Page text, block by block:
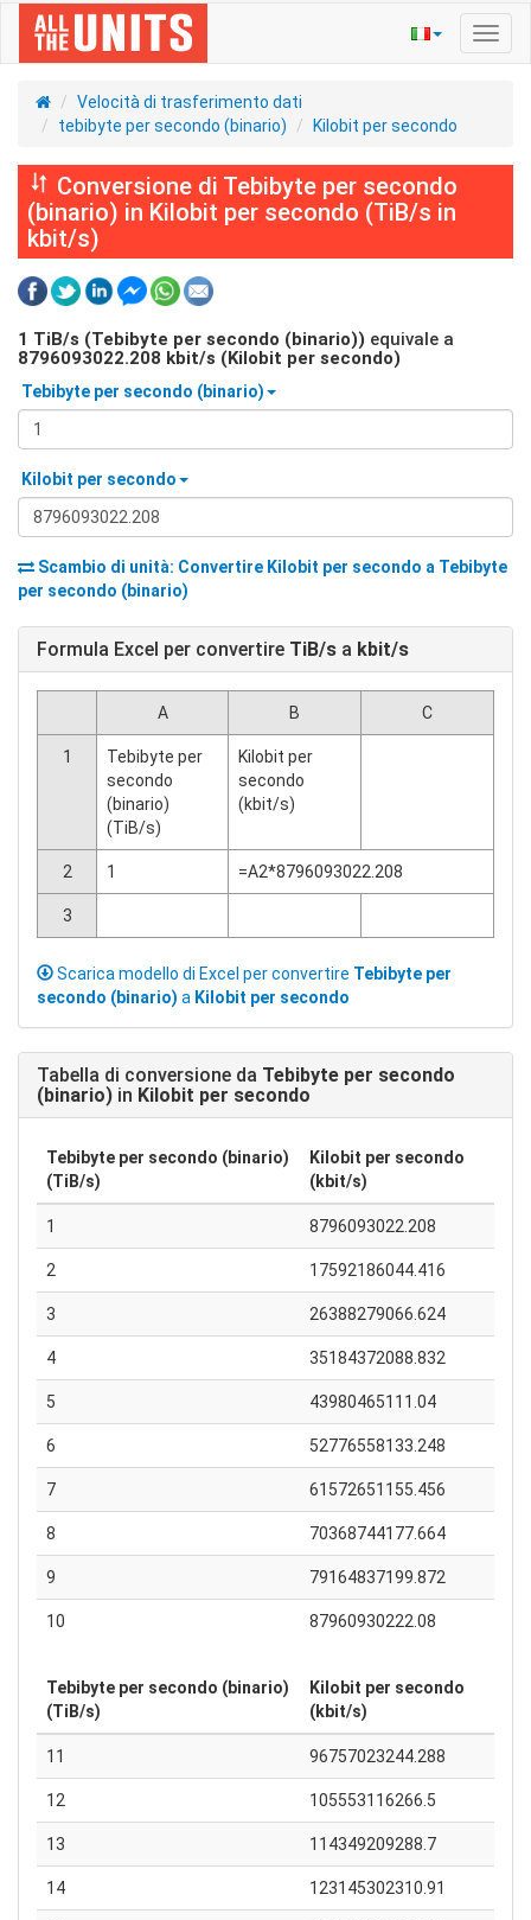
Velocità di trasferimento dati
tebibyte per secondo (binario)
Kilobit per secondo
Conversione di Tebibyte per secondo
(binario) in Kilobit per secondo (TiB/s in
kbit/s)
1 TiB/s (Tebibyte per secondo (binario)) equivale a
8796093022.208 kbit/s (Kilobit per secondo)
Tebibyte per secondo (binario)
Kilobit per secondo
Scambio di unità: Convertire Kilobit per secondo a Tebibyte
per secondo (binario)
Formula Excel per convertire TiB/s a kbit/s
A B C
1
Tebibyte per
secondo
(binario)
(TiB/s)
Kilobit per
secondo
(kbit/s)
2 1 =A2*8796093022.208
3
Scarica modello di Excel per convertire Tebibyte per
secondo (binario) a Kilobit per secondo
Tabella di conversione da Tebibyte per secondo
(binario) in Kilobit per secondo
Tebibyte per secondo (binario)
(TiB/s)
Kilobit per secondo
(kbit/s)
1 8796093022.208
2 17592186044.416
3 26388279066.624
4 35184372088.832
5 43980465111.04
6 52776558133.248
7 61572651155.456
8 70368744177.664
9 79164837199.872
10 87960930222.08
Tebibyte per secondo (binario)
(TiB/s)
Kilobit per secondo
(kbit/s)
11 96757023244.288
12 105553116266.5
13 114349209288.7
14 123145302310.91